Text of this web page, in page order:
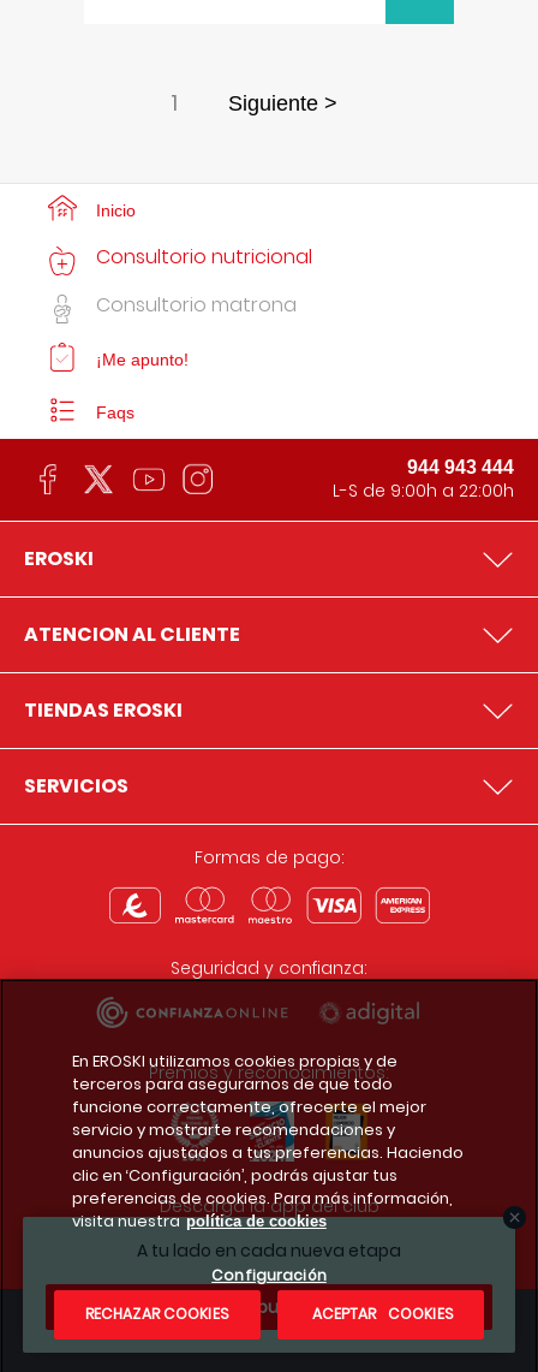
1 Siguiente >
A tu lado en cada nueva etapa
¿Te apuntas?
Inicio
Consultorio nutricional
Consultorio matrona
¡Me apunto!
Faqs
944 943 444
L-S de 9:00h a 22:00h
EROSKI
ATENCION AL CLIENTE
TIENDAS EROSKI
SERVICIOS
Formas de pago:
Seguridad y confianza:
Premios y reconocimientos:
Descarga la app del club
Condiciones legales
En EROSKI utilizamos cookies propias y de
terceros para asegurarnos de que todo
funcione correctamente, ofrecerte el mejor
servicio y mostrarte recomendaciones y
anuncios ajustados a tus preferencias. Haciendo
clic en ‘Configuración’, podrás ajustar tus
preferencias de cookies. Para más información,
visita nuestra política de cookies
Configuración
RECHAZAR COOKIES
ACEPTAR COOKIES